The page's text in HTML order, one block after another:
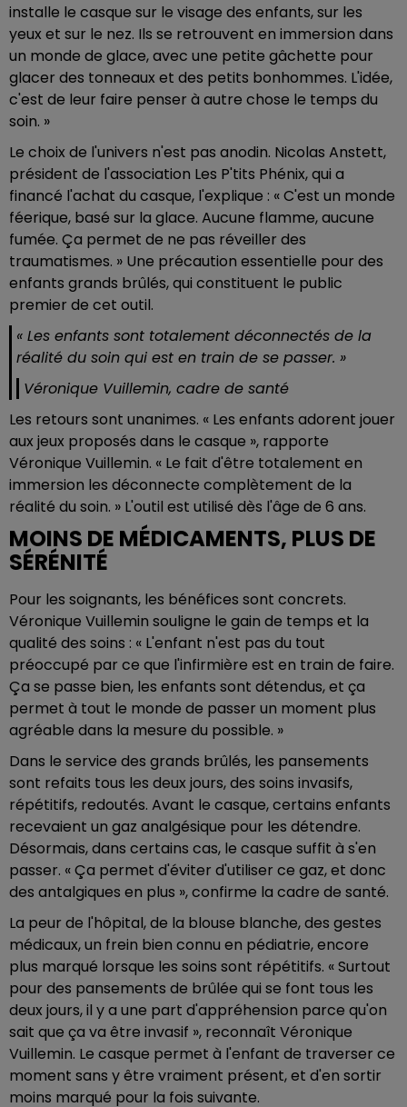
installe le casque sur le visage des enfants, sur les
yeux et sur le nez. Ils se retrouvent en immersion dans
un monde de glace, avec une petite gâchette pour
glacer des tonneaux et des petits bonhommes. L'idée,
c'est de leur faire penser à autre chose le temps du
soin. »
Le choix de l'univers n'est pas anodin. Nicolas Anstett,
président de l'association Les P'tits Phénix, qui a
financé l'achat du casque, l'explique : « C'est un monde
féerique, basé sur la glace. Aucune flamme, aucune
fumée. Ça permet de ne pas réveiller des
traumatismes. » Une précaution essentielle pour des
enfants grands brûlés, qui constituent le public
premier de cet outil.
« Les enfants sont totalement déconnectés de la
réalité du soin qui est en train de se passer. »
Véronique Vuillemin, cadre de santé
Les retours sont unanimes. « Les enfants adorent jouer
aux jeux proposés dans le casque », rapporte
Véronique Vuillemin. « Le fait d'être totalement en
immersion les déconnecte complètement de la
réalité du soin. » L'outil est utilisé dès l'âge de 6 ans.
MOINS DE MÉDICAMENTS, PLUS DE
SÉRÉNITÉ
Pour les soignants, les bénéfices sont concrets.
Véronique Vuillemin souligne le gain de temps et la
qualité des soins : « L'enfant n'est pas du tout
préoccupé par ce que l'infirmière est en train de faire.
Ça se passe bien, les enfants sont détendus, et ça
permet à tout le monde de passer un moment plus
agréable dans la mesure du possible. »
Dans le service des grands brûlés, les pansements
sont refaits tous les deux jours, des soins invasifs,
répétitifs, redoutés. Avant le casque, certains enfants
recevaient un gaz analgésique pour les détendre.
Désormais, dans certains cas, le casque suffit à s'en
passer. « Ça permet d'éviter d'utiliser ce gaz, et donc
des antalgiques en plus », confirme la cadre de santé.
La peur de l'hôpital, de la blouse blanche, des gestes
médicaux, un frein bien connu en pédiatrie, encore
plus marqué lorsque les soins sont répétitifs. « Surtout
pour des pansements de brûlée qui se font tous les
deux jours, il y a une part d'appréhension parce qu'on
sait que ça va être invasif », reconnaît Véronique
Vuillemin. Le casque permet à l'enfant de traverser ce
moment sans y être vraiment présent, et d'en sortir
moins marqué pour la fois suivante.